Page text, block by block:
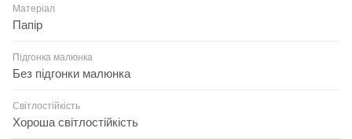
Матеріал
Папір
Підгонка малюнка
Без підгонки малюнка
Світлостійкість
Хороша світлостійкість